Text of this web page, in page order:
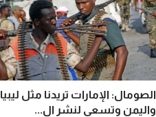
الصومال: الإمارات تريدنا مثل ليبيا
واليمن وتسعى لنشر ال...